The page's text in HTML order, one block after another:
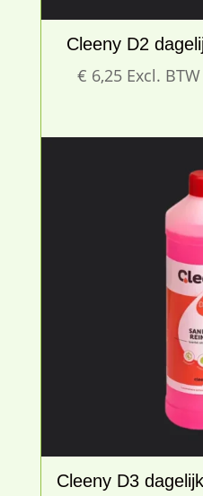
Cleeny D2
€ 6,25 Excl. BTW
Cleeny D3